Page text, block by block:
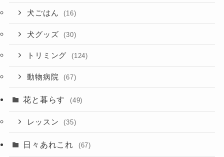
犬ごはん (16)
犬グッズ (30)
トリミング (124)
動物病院 (67)
花と暮らす (49)
レッスン (35)
日々あれこれ (67)